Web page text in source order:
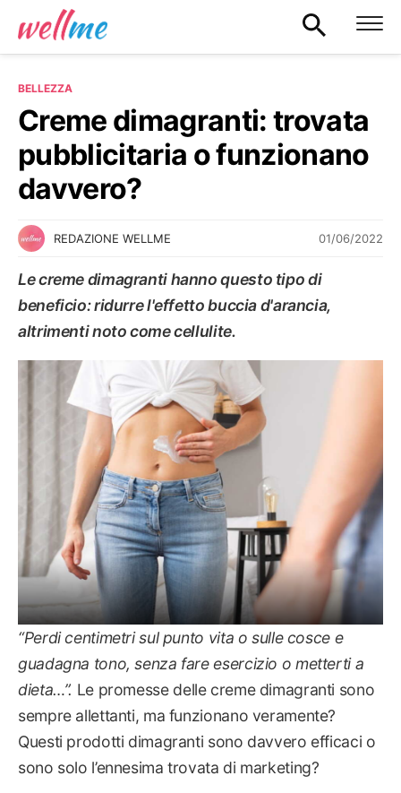
BELLEZZA
Creme dimagranti: trovata
pubblicitaria o funzionano
davvero?
REDAZIONE WELLME 01/06/2022
Le creme dimagranti hanno questo tipo di
beneficio: ridurre l'effetto buccia d'arancia,
altrimenti noto come cellulite.
“Perdi centimetri sul punto vita o sulle cosce e
guadagna tono, senza fare esercizio o metterti a
dieta…”. Le promesse delle creme dimagranti sono
sempre allettanti, ma funzionano veramente?
Questi prodotti dimagranti sono davvero efficaci o
sono solo l’ennesima trovata di marketing?